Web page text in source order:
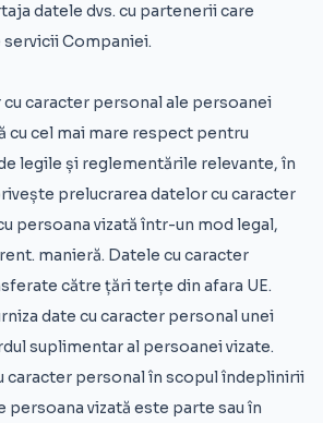
datele dvs. cu partenerii care
Companiei.
caracter personal ale persoanei
cu cel mai mare respect pentru
legile și reglementările relevante, în
prelucrarea datelor cu caracter
persoana vizată într-un mod legal,
manieră. Datele cu caracter
către țări terțe din afara UE.
date cu caracter personal unei
suplimentar al persoanei vizate.
caracter personal în scopul îndeplinirii
persoana vizată este parte sau în